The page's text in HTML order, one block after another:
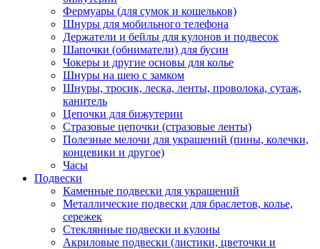
Фермуары (для сумок и кошельков)
Шнуры для мобильного телефона
Держатели и бейлы для кулонов и подвесок
Шапочки (обниматели) для бусин
Чокеры и другие основы для колье
Шнуры на шею с замком
Шнуры, тросик, леска, ленты, проволока, сутаж,
канитель
Цепочки для бижутерии
Стразовые цепочки (стразовые ленты)
Полезные мелочи для украшений (пины, колечки,
концевики и другое)
Часы
Подвески
Каменные подвески для украшений
Металлические подвески для браслетов, колье,
сережек
Стеклянные подвески и кулоны
Акриловые подвески (листики, цветочки и